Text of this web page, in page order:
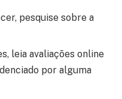
pesquise sobre a
leia avaliações online
por alguma